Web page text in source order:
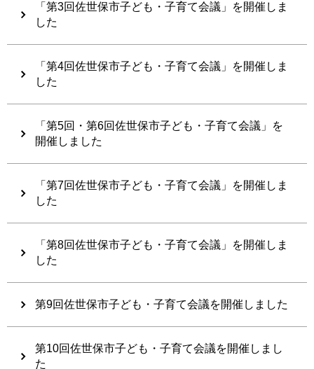
「第3回佐世保市子ども・子育て会議」を開催しま
した
「第4回佐世保市子ども・子育て会議」を開催しま
した
「第5回・第6回佐世保市子ども・子育て会議」を
開催しました
「第7回佐世保市子ども・子育て会議」を開催しま
した
「第8回佐世保市子ども・子育て会議」を開催しま
した
第9回佐世保市子ども・子育て会議を開催しました
第10回佐世保市子ども・子育て会議を開催しまし
た